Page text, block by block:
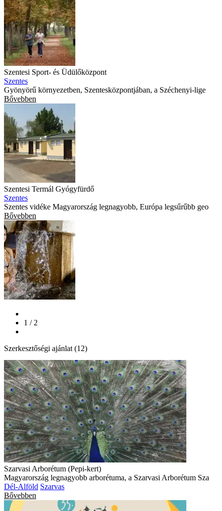
Szentesi Sport- és Üdülőközpont
Szentes
Gyönyörű környezetben, Szentesközpontjában, a Széchenyi-lige
Bővebben
Szentesi Termál Gyógyfürdő
Szentes
Szentes vidéke Magyarország legnagyobb, Európa legsűrűbb geo
Bővebben
1 / 2
Szerkesztőségi ajánlat (12)
Szarvasi Arborétum (Pepi-kert)
Magyarország legnagyobb arborétuma, a Szarvasi Arborétum Sza
Dél-Alföld Szarvas
Bővebben